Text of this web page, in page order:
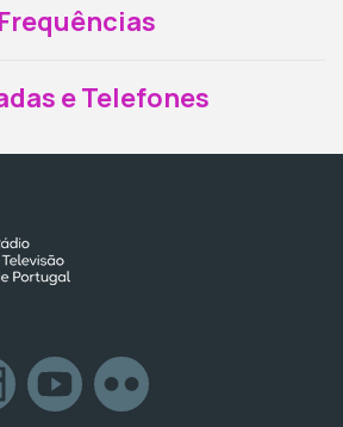
Frequências
e Telefones